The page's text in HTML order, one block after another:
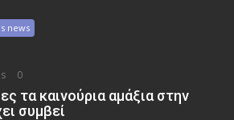
news
0
τα καινούρια αμάξια στην
συμβεί